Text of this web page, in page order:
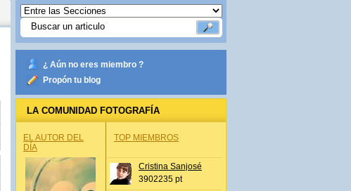
¿ Aún no eres miembro ?
Propón tu blog
LA COMUNIDAD FOTOGRAFÍA
EL AUTOR DEL
DÍA
TOP MIEMBROS
Cristina Sanjosé
3902235 pt